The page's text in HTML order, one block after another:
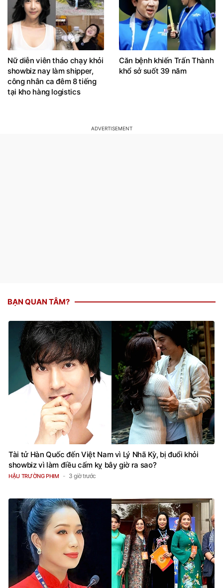
Nữ diễn viên tháo chạy khỏi
showbiz nay làm shipper,
công nhân ca đêm 8 tiếng
tại kho hàng logistics
Căn bệnh khiến Trấn Thành
khổ sở suốt 39 năm
BẠN QUAN TÂM?
Tài tử Hàn Quốc đến Việt Nam vì Lý Nhã Kỳ, bị đuổi khỏi
showbiz vì làm điều cấm kỵ bây giờ ra sao?
HẬU TRƯỜNG PHIM 3 giờ trước